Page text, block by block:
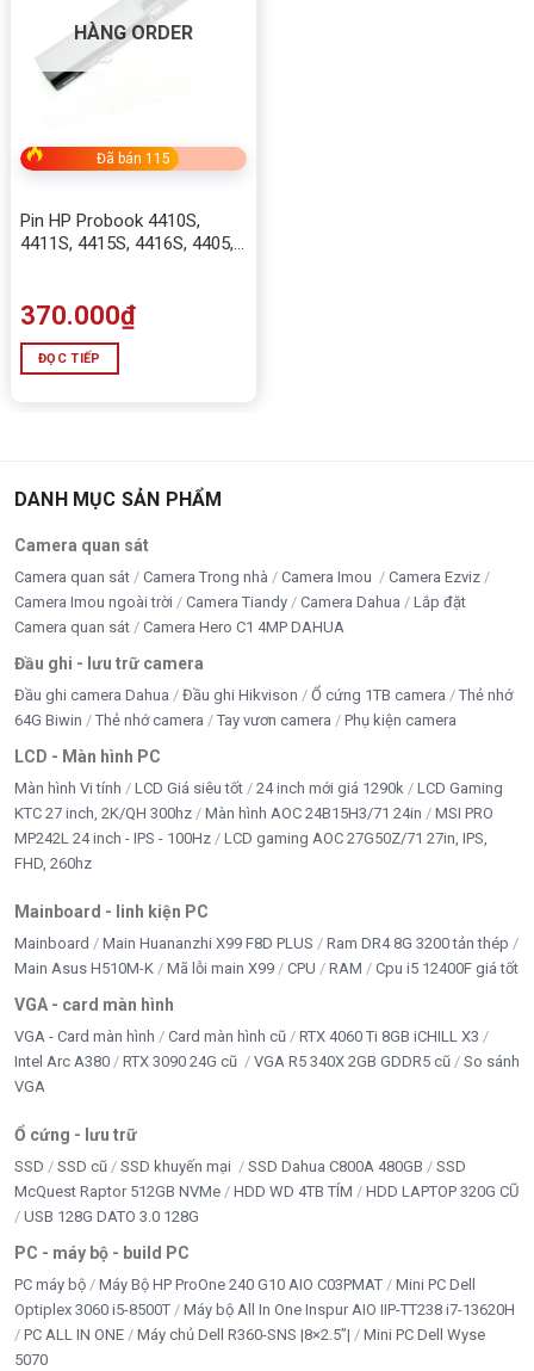
HÀNG ORDER
Đã bán 115
Pin HP Probook 4410S,
4411S, 4415S, 4416S, 4405,
370.000₫
ĐỌC TIẾP
DANH MỤC SẢN PHẨM
Camera quan sát
Camera quan sát Camera Trong nhà Camera Imou
Camera Ezviz
Camera Imou ngoài trời
Camera Tiandy Camera Dahua
Lắp đặt
Camera quan sát
Camera Hero C1 4MP DAHUA
Đầu ghi - lưu trữ camera
Đầu ghi camera Dahua Đầu ghi Hikvison Ổ cứng 1TB camera
Thẻ nhớ
64G Biwin
Thẻ nhớ camera Tay vươn camera Phụ kiện camera
LCD - Màn hình PC
Màn hình Vi tính LCD Giá siêu tốt 24 inch mới giá 1290k
LCD Gaming
KTC 27 inch, 2K/QH 300hz
Màn hình AOC 24B15H3/71 24in
MSI PRO
MP242L 24 inch - IPS - 100Hz
LCD gaming AOC 27G50Z/71 27in, IPS,
FHD, 260hz
Mainboard - linh kiện PC
Mainboard Main Huananzhi X99 F8D PLUS
Ram DR4 8G 3200 tản thép
Main Asus H510M-K
Mã lỗi main X99 CPU RAM Cpu i5 12400F giá tốt
VGA - card màn hình
VGA - Card màn hình Card màn hình cũ
RTX 4060 Ti 8GB iCHILL X3
Intel Arc A380
RTX 3090 24G cũ VGA R5 340X 2GB GDDR5 cũ
So sánh
VGA
Ổ cứng - lưu trữ
SSD SSD cũ SSD khuyến mại SSD Dahua C800A 480GB
SSD
McQuest Raptor 512GB NVMe
HDD WD 4TB TÍM
HDD LAPTOP 320G CŨ
USB 128G DATO 3.0 128G
PC - máy bộ - build PC
PC máy bộ Máy Bộ HP ProOne 240 G10 AIO C03PMAT
Mini PC Dell
Optiplex 3060 i5-8500T
Máy bộ All In One Inspur AIO IIP-TT238 i7-13620H
PC ALL IN ONE
Máy chủ Dell R360-SNS |8×2.5”|
Mini PC Dell Wyse
5070